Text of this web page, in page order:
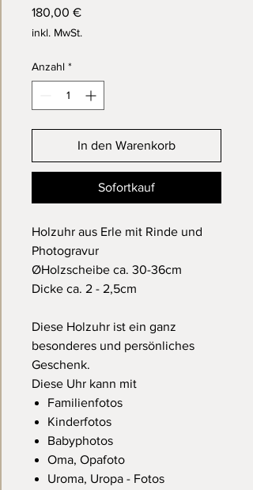
180,00 €Preis
inkl. MwSt.
Anzahl *
In den Warenkorb
Sofortkauf
Holzuhr aus Erle mit Rinde und
Photogravur
ØHolzscheibe ca. 30-36cm
Dicke ca. 2 - 2,5cm
Diese Holzuhr ist ein ganz
besonderes und persönliches
Geschenk.
Diese Uhr kann mit
Familienfotos
Kinderfotos
Babyphotos
Oma, Opafoto
Uroma, Uropa - Fotos